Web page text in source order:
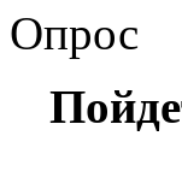
Опрос